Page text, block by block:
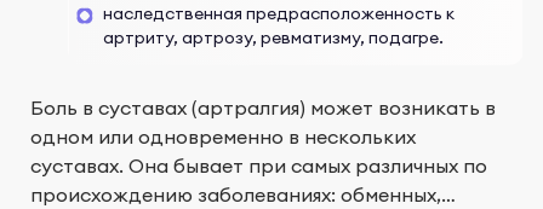
наследственная предрасположенность к
артриту, артрозу, ревматизму, подагре.
Боль в суставах (артралгия) может возникать в
одном или одновременно в нескольких
суставах. Она бывает при самых различных по
происхождению заболеваниях: обменных,